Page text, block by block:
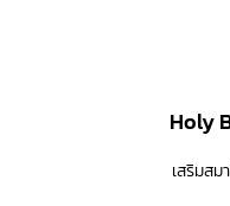
Holy
เสริมสม